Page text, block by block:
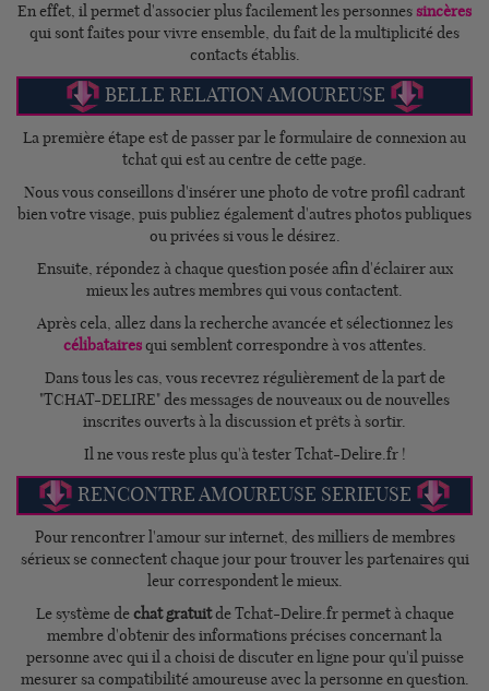
En effet, il permet d'associer plus facilement les personnessincères
qui sont faites pour vivre ensemble, du fait de la multiplicité des
contacts établis.
BELLE RELATION AMOUREUSE
La première étape est de passer par le formulaire de connexion au
tchat qui est au centre de cette page.
Nous vous conseillons d'insérer une photo de votre profil cadrant
bien votre visage, puis publiez également d'autres photos publiques
ou privées si vous le désirez.
Ensuite, répondez à chaque question posée afin d'éclairer aux
mieux les autres membres qui vous contactent.
Après cela, allez dans la recherche avancée et sélectionnez les
célibatairesqui semblent correspondre à vos attentes.
Dans tous les cas, vous recevrez régulièrement de la part de
"TCHAT-DELIRE" des messages de nouveaux ou de nouvelles
inscrites ouverts à la discussion et prêts à sortir.
Il ne vous reste plus qu'à tester Tchat-Delire.fr !
RENCONTRE AMOUREUSE SERIEUSE
Pour rencontrer l'amour sur internet, des milliers de membres
sérieux se connectent chaque jour pour trouver les partenaires qui
leur correspondent le mieux.
Le système dechat gratuitde Tchat-Delire.fr permet à chaque
membre d'obtenir des informations précises concernant la
personne avec qui il a choisi de discuter en ligne pour qu'il puisse
mesurer sa compatibilité amoureuse avec la personne en question.